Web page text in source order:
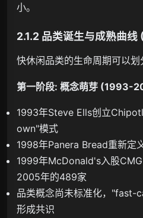
小。
2.1.2 品类诞生与成熟曲
快休闲品类的生命周期可以划
第一阶段: 概念萌芽 (1993-
1993年Steve Ells创立
own"模式
1998年Panera Bread重新定
1999年McDonald's入股
2005年的489家
品类概念尚未标准化，"fast-
形成共识